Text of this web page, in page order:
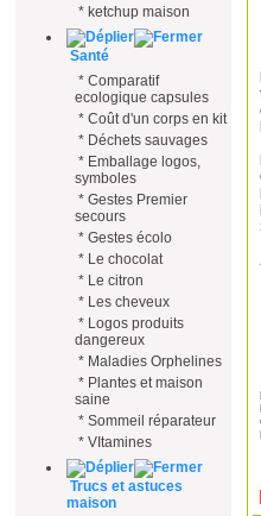
* ketchup maison
Santé
* Comparatif
ecologique capsules
* Coût d'un corps en kit
* Déchets sauvages
* Emballage logos,
symboles
* Gestes Premier
secours
* Gestes écolo
* Le chocolat
* Le citron
* Les cheveux
* Logos produits
dangereux
* Maladies Orphelines
* Plantes et maison
saine
* Sommeil réparateur
* VItamines
Trucs et astuces
maison